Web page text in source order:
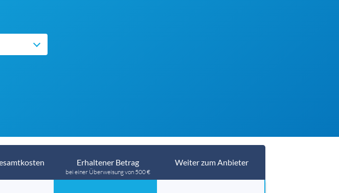
Erhaltener Betrag
bei einer Überweisung von 500 €
Weiter zum Anbieter